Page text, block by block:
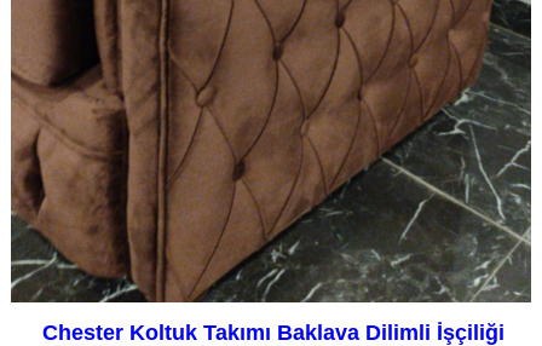
Chester Koltuk Takımı Baklava Dilimli İşçiliği